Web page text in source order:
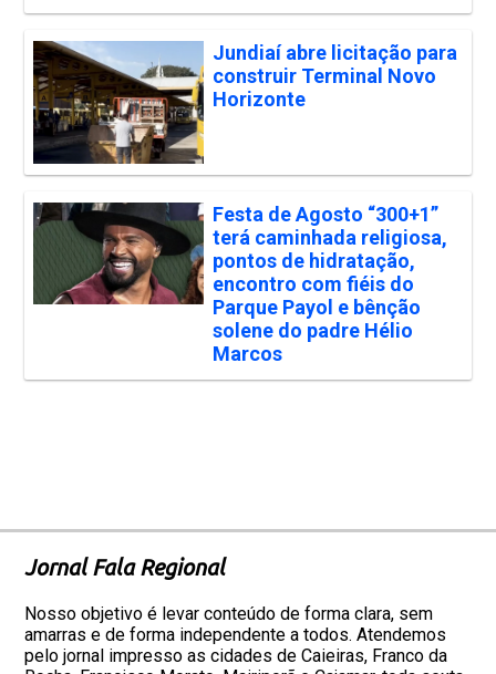
Jundiaí abre licitação para
construir Terminal Novo
Horizonte
Festa de Agosto “300+1”
terá caminhada religiosa,
pontos de hidratação,
encontro com fiéis do
Parque Payol e bênção
solene do padre Hélio
Marcos
Jornal Fala Regional
Nosso objetivo é levar conteúdo de forma clara, sem
amarras e de forma independente a todos. Atendemos
pelo jornal impresso as cidades de Caieiras, Franco da